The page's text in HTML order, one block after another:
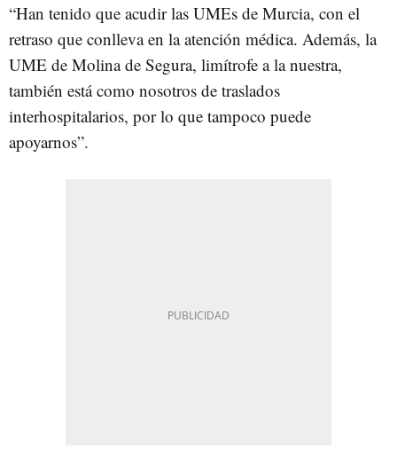
“Han tenido que acudir las UMEs de Murcia, con el
retraso que conlleva en la atención médica. Además, la
UME de Molina de Segura, limítrofe a la nuestra,
también está como nosotros de traslados
interhospitalarios, por lo que tampoco puede
apoyarnos”.